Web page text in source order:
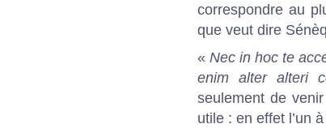
correspondre au
que veut dire
« Nec in hoc te
enim alter alteri
seulement de
utile : en effet l’un